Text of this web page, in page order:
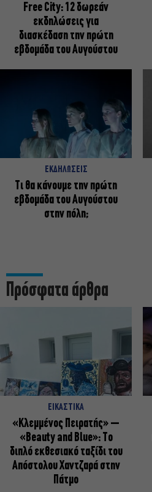
Free City: 12 δωρεάν
εκδηλώσεις για
διασκέδαση την πρώτη
εβδομάδα του Αυγούστου
ΕΚΔΗΛΩΣΕΙΣ
Τι θα κάνουμε την πρώτη
εβδομάδα του Αυγούστου
στην πόλη;
Πρόσφατα άρθρα
ΕΙΚΑΣΤΙΚΑ
«Κλεμμένος Πειρατής» –
«Beauty and Blue»: Το
διπλό εκθεσιακό ταξίδι του
Απόστολου Χαντζαρά στην
Πάτμο